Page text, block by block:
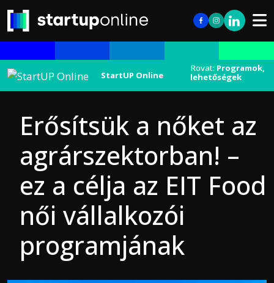
StartUP Online
Rovat: Programok,
lehetőségek
Erősítsük a nőket az
agrárszektorban! –
ez a célja az EIT Food
női vállalkozói
programjának